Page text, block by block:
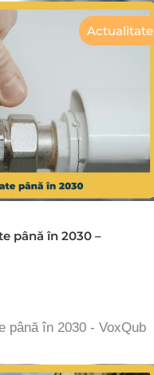
Actualitate
până în 2030 –
până în 2030 - VoxQub